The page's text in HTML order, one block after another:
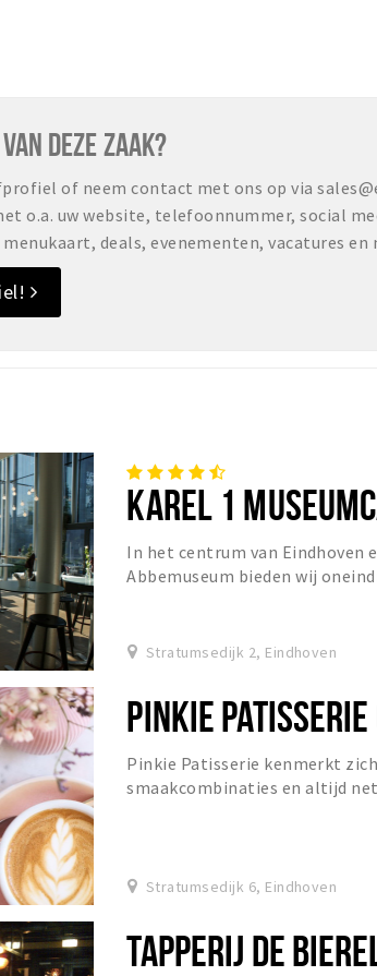
DEZE ZAAK?
of neem contact met ons op via
o.a. uw website, telefoonnummer, social
deals, evenementen, vacatures en
KAREL 1
In het centrum van Eindhoven
Abbemuseum bieden wij
Stratumsedijk 2, Eindhoven
PINKIE PATISSERIE
Pinkie Patisserie kenmerkt
smaakcombinaties en altijd
Stratumsedijk 6, Eindhoven
TAPPERIJ DE